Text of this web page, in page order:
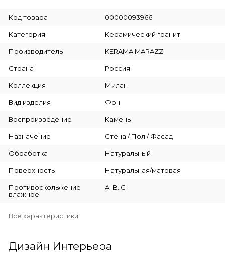
Код товара 00000093966
Категория Керамический гранит
Производитель KERAMA MARAZZI
Страна Россия
Коллекция Милан
Вид изделия Фон
Воспроизведение Камень
Назначение Стена / Пол / Фасад
Обработка Натуральный
Поверхность Натуральная/матовая
Противоскольжение
влажное
A. B. C
Все характеристики
Дизайн Интерьера